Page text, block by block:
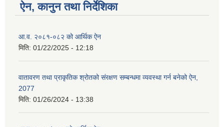
ऐन, कानुन तथा निर्देशिका
आ.व. २०८१-०८२ को आर्थिक ऐन
मिति: 01/22/2025 - 12:18
वातावरण तथा प्राकृतिक श्रोतको संरक्षण सम्बन्धमा व्यवस्था गर्न बनेको ऐन,
2077
मिति: 01/26/2024 - 13:38